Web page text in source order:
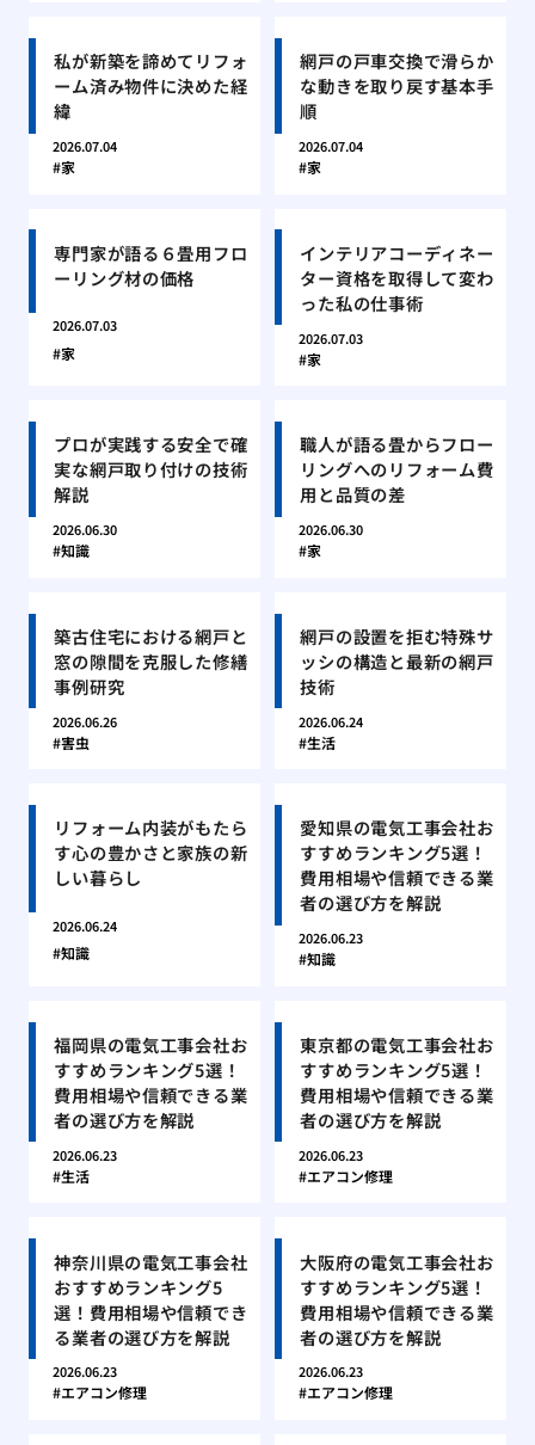
私が新築を諦めてリフォ
ーム済み物件に決めた経
緯
2026.07.04
家
網戸の戸車交換で滑らか
な動きを取り戻す基本手
順
2026.07.04
家
専門家が語る６畳用フロ
ーリング材の価格
2026.07.03
家
インテリアコーディネー
ター資格を取得して変わ
った私の仕事術
2026.07.03
家
プロが実践する安全で確
実な網戸取り付けの技術
解説
2026.06.30
知識
職人が語る畳からフロー
リングへのリフォーム費
用と品質の差
2026.06.30
家
築古住宅における網戸と
窓の隙間を克服した修繕
事例研究
2026.06.26
害虫
網戸の設置を拒む特殊サ
ッシの構造と最新の網戸
技術
2026.06.24
生活
リフォーム内装がもたら
す心の豊かさと家族の新
しい暮らし
2026.06.24
知識
愛知県の電気工事会社お
すすめランキング5選！
費用相場や信頼できる業
者の選び方を解説
2026.06.23
知識
福岡県の電気工事会社お
すすめランキング5選！
費用相場や信頼できる業
者の選び方を解説
2026.06.23
生活
東京都の電気工事会社お
すすめランキング5選！
費用相場や信頼できる業
者の選び方を解説
2026.06.23
エアコン修理
神奈川県の電気工事会社
おすすめランキング5
選！費用相場や信頼でき
る業者の選び方を解説
2026.06.23
エアコン修理
大阪府の電気工事会社お
すすめランキング5選！
費用相場や信頼できる業
者の選び方を解説
2026.06.23
エアコン修理